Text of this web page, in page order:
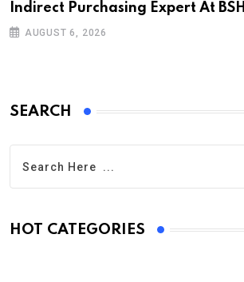
Indirect Purchasing Expert At BSH
AUGUST 6, 2026
SEARCH
HOT CATEGORIES